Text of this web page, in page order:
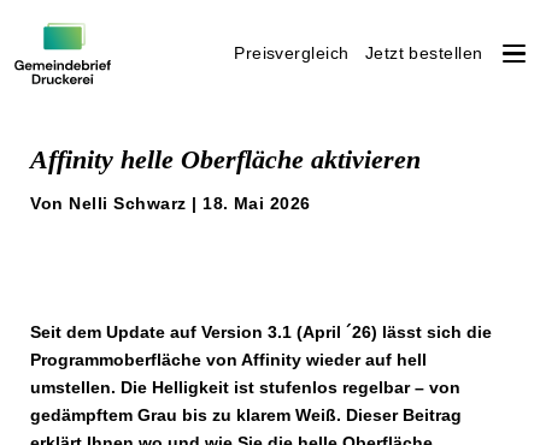
Preisvergleich Jetzt bestellen
InhaltAffinity helle Oberfläche aktivieren
Von Nelli Schwarz | 18. Mai 2026
Seit dem Update auf Version 3.1 (April ´26) lässt sich die
Programmoberfläche von Affinity wieder auf hell
umstellen. Die Helligkeit ist stufenlos regelbar – von
gedämpftem Grau bis zu klarem Weiß. Dieser Beitrag